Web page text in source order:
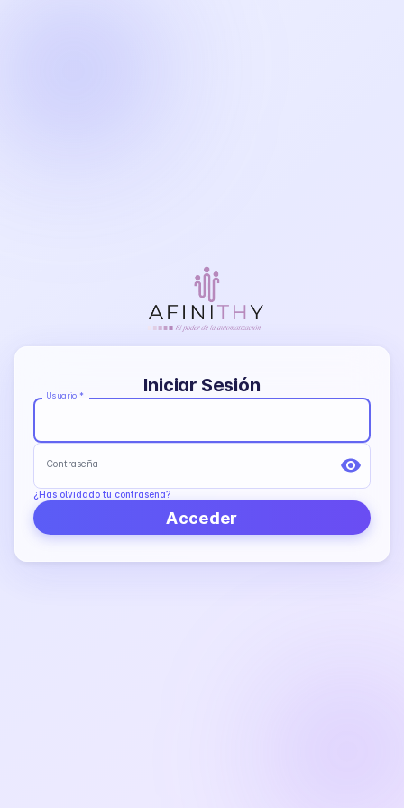
Iniciar Sesión
Usuario *
Contraseña
¿Has olvidado tu contraseña?
Acceder